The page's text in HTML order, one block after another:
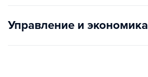
Управление и экономика